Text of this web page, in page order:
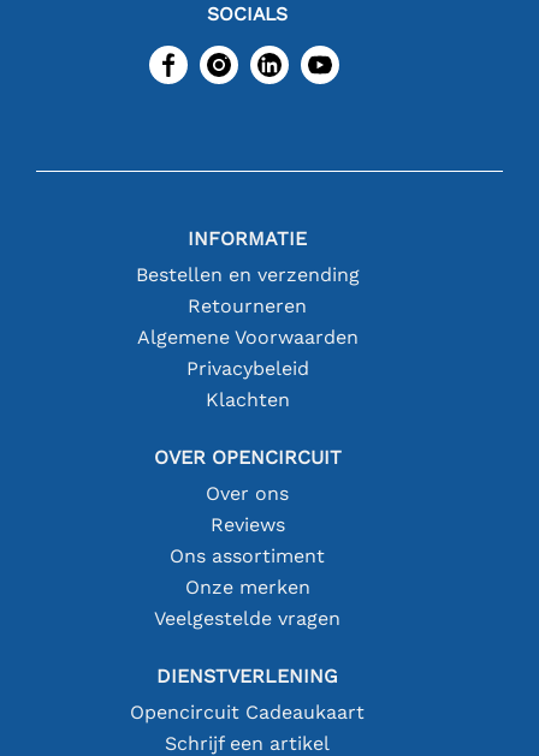
SOCIALS
INFORMATIE
Bestellen en verzending
Retourneren
Algemene Voorwaarden
Privacybeleid
Klachten
OVER OPENCIRCUIT
Over ons
Reviews
Ons assortiment
Onze merken
Veelgestelde vragen
DIENSTVERLENING
Opencircuit Cadeaukaart
Schrijf een artikel